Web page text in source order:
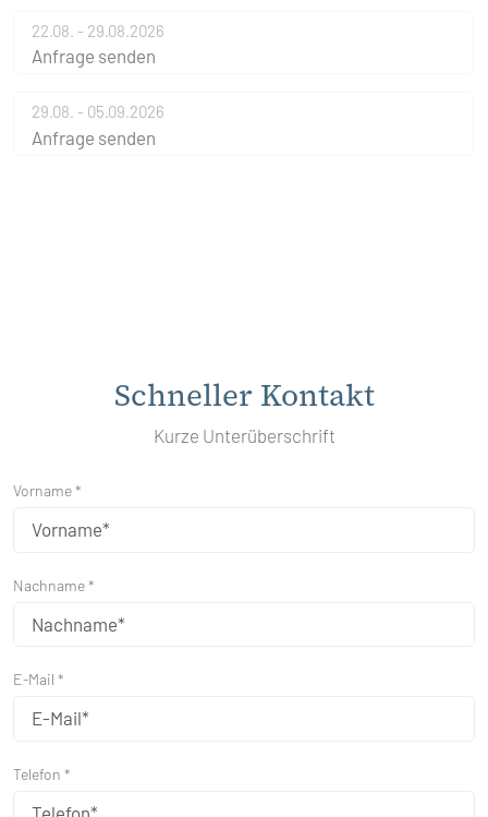
22.08. - 29.08.2026
Anfrage senden
29.08. - 05.09.2026
Anfrage senden
Schneller Kontakt
Kurze Unterüberschrift
Vorname *
Nachname *
E-Mail *
Telefon *